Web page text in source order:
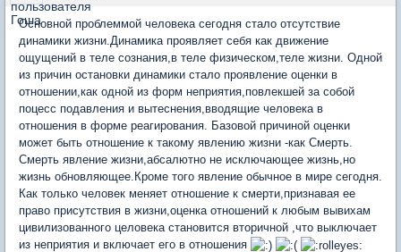
Основной проблеммой человека сегодня стало отсутствие
динамики жизни.Динамика проявляет себя как движение
ощущений в теле сознания,в теле физическом,теле жизни. Одной
из причин остановки динамики стало проявление оценки в
отношении,как одной из форм неприятия,повлекшей за собой
поцесс подавления и вытеснения,вводящие человека в
отношения в форме реагирования. Базовой причиной оценки
может быть отношение к такому явлению жизни -как Смерть.
Смерть явление жизни,абсалютно не исключающее жизнь,но
жизнь обновляющее.Кроме того явление обычное в мире сегодня.
Как только человек меняет отношение к смерти,признавая ее
право присутствия в жизни,оценка отношений к любым вывихам
цивилизованного целовека становится вторичной ,что выключает
из неприятия и включает его в отношения